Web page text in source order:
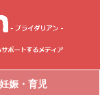
妊娠・育児